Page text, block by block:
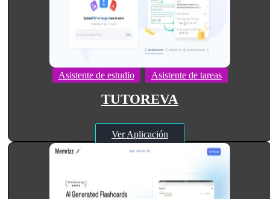
Asistente de estudio Asistente de tareas
TUTOREVA
Ver Aplicación